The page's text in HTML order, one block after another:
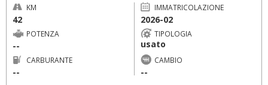
KM
42
IMMATRICOLAZIONE
2026-02
POTENZA
--
TIPOLOGIA
usato
CARBURANTE
--
CAMBIO
--